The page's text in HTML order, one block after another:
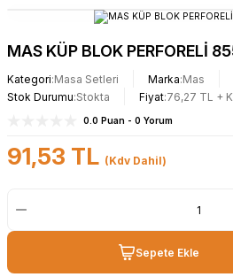
MAS KÜP BLOK PERFORELİ
Kategori Masa Setleri Marka Mas
Stok Durumu Stokta Fiyat 76,27 TL +
0.0 Puan - 0 Yorum
91,53 TL (Kdv Dahil)
Sepete Ekle